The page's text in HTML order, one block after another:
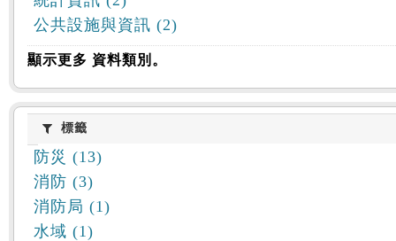
公共設施與資訊 (2)
顯示更多 資料類別。
標籤標籤
防災 (13)
消防 (3)
消防局 (1)
水域 (1)